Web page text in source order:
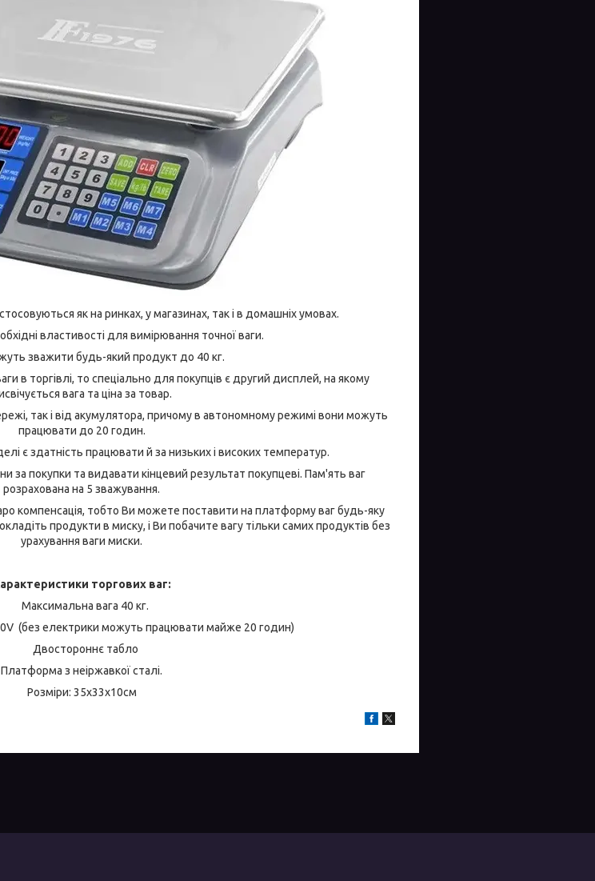
як на ринках, у магазинах, так і в домашніх умовах.
властивості для вимірювання точної ваги.
зважити будь-який продукт до 40 кг.
в торгівлі, то спеціально для покупців є другий дисплей, на якому
вага та ціна за товар.
так і від акумулятора, причому в автономному режимі вони можуть
працювати до 20 годин.
є здатність працювати й за низьких і високих температур.
за покупки та видавати кінцевий результат покупцеві. Пам'ять ваг
розрахована на 5 зважування.
компенсація, тобто Ви можете поставити на платформу ваг будь-яку
продукти в миску, і Ви побачите вагу тільки самих продуктів без
урахування ваги миски.
торгових ваг:
Максимальна вага 40 кг.
(без електрики можуть працювати майже 20 годин)
Двостороннє табло
Платформа з неіржавкої сталі.
Розміри: 35х33х10см